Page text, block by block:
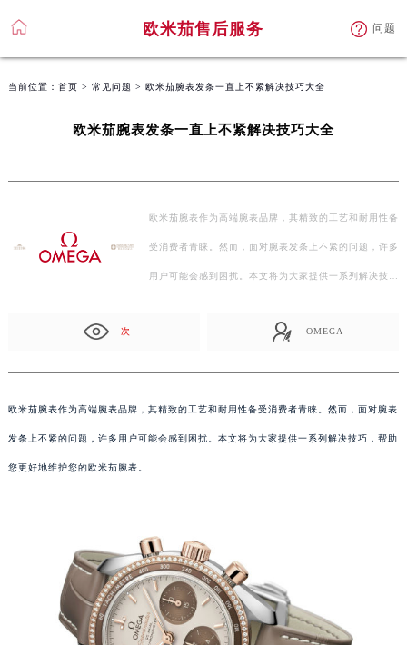
欧米茄售后服务 问题
当前位置： 首页 > 常见问题 > 欧米茄腕表发条一直上不紧解决技巧大全
欧米茄腕表发条一直上不紧解决技巧大全
欧米茄腕表作为高端腕表品牌，其精致的工艺和耐用性备
受消费者青睐。然而，面对腕表发条上不紧的问题，许多
用户可能会感到困扰。本文将为大家提供一系列解决技…
次 OMEGA
欧米茄腕表作为高端腕表品牌，其精致的工艺和耐用性备受消费者青睐。然而，面对腕表
发条上不紧的问题，许多用户可能会感到困扰。本文将为大家提供一系列解决技巧，帮助
您更好地维护您的欧米茄腕表。